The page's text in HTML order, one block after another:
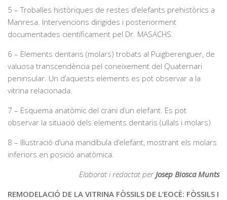
5 – Troballes històriques de restes d’elefants prehistòrics a
Manresa. Intervencions dirigides i posteriorment
documentades científicament pel Dr. MASACHS.
6 – Elements dentaris (molars) trobats al Puigberenguer, de
valuosa transcendència pel coneixement del Quaternari
peninsular. Un d’aquests elements es pot observar a la
vitrina relacionada.
7 – Esquema anatòmic del crani d’un elefant. Es pot
observar la situació dels elements dentaris (ullals i molars)
8 – Il·lustració d’una mandíbula d’elefant, mostrant els molars
inferiors en posició anatòmica.
Elaborat i redactat per Josep Biosca Munts
REMODELACIÓ DE LA VITRINA FÒSSILS DE L’EOCÈ: FÒSSILS I